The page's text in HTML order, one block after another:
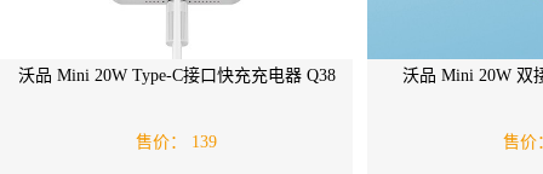
沃品 Mini 20W Type-C接口快充充电器 Q38
售价： 139
沃品 Mini 20W 双
售价